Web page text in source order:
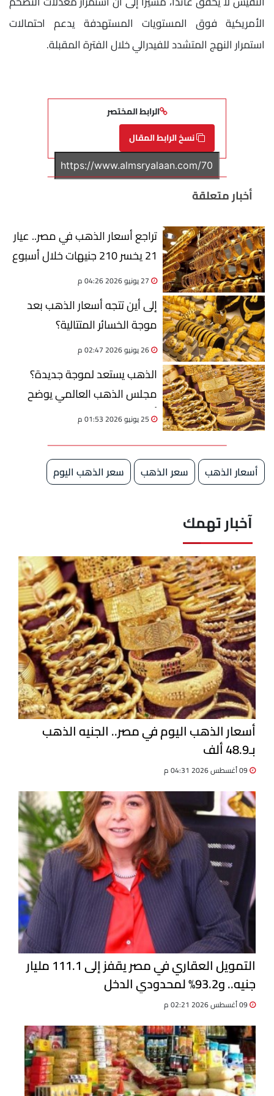
الأمريكية فوق المستويات المستهدفة يدعم احتمالات
استمرار النهج المتشدد للفيدرالي خلال الفترة المقبلة.
الرابط المختصر
نسخ الرابط المقال
أخبار متعلقة
تراجع أسعار الذهب في مصر.. عيار
21 يخسر 210 جنيهات خلال أسبوع
27 يونيو 2026 04:26 م
إلى أين تتجه أسعار الذهب بعد
موجة الخسائر المتتالية؟
26 يونيو 2026 02:47 م
الذهب يستعد لموجة جديدة؟
مجلس الذهب العالمي يوضح
أسباب التراجع وتوقعات الفترة
25 يونيو 2026 01:53 م
أسعار الذهب سعر الذهب سعر الذهب اليوم
آخبار تهمك
أسعار الذهب اليوم في مصر.. الجنيه الذهب
بـ48.9 ألف
التمويل العقاري في مصر يقفز إلى 111.1 مليار
جنيه.. و93.2% لمحدودي الدخل